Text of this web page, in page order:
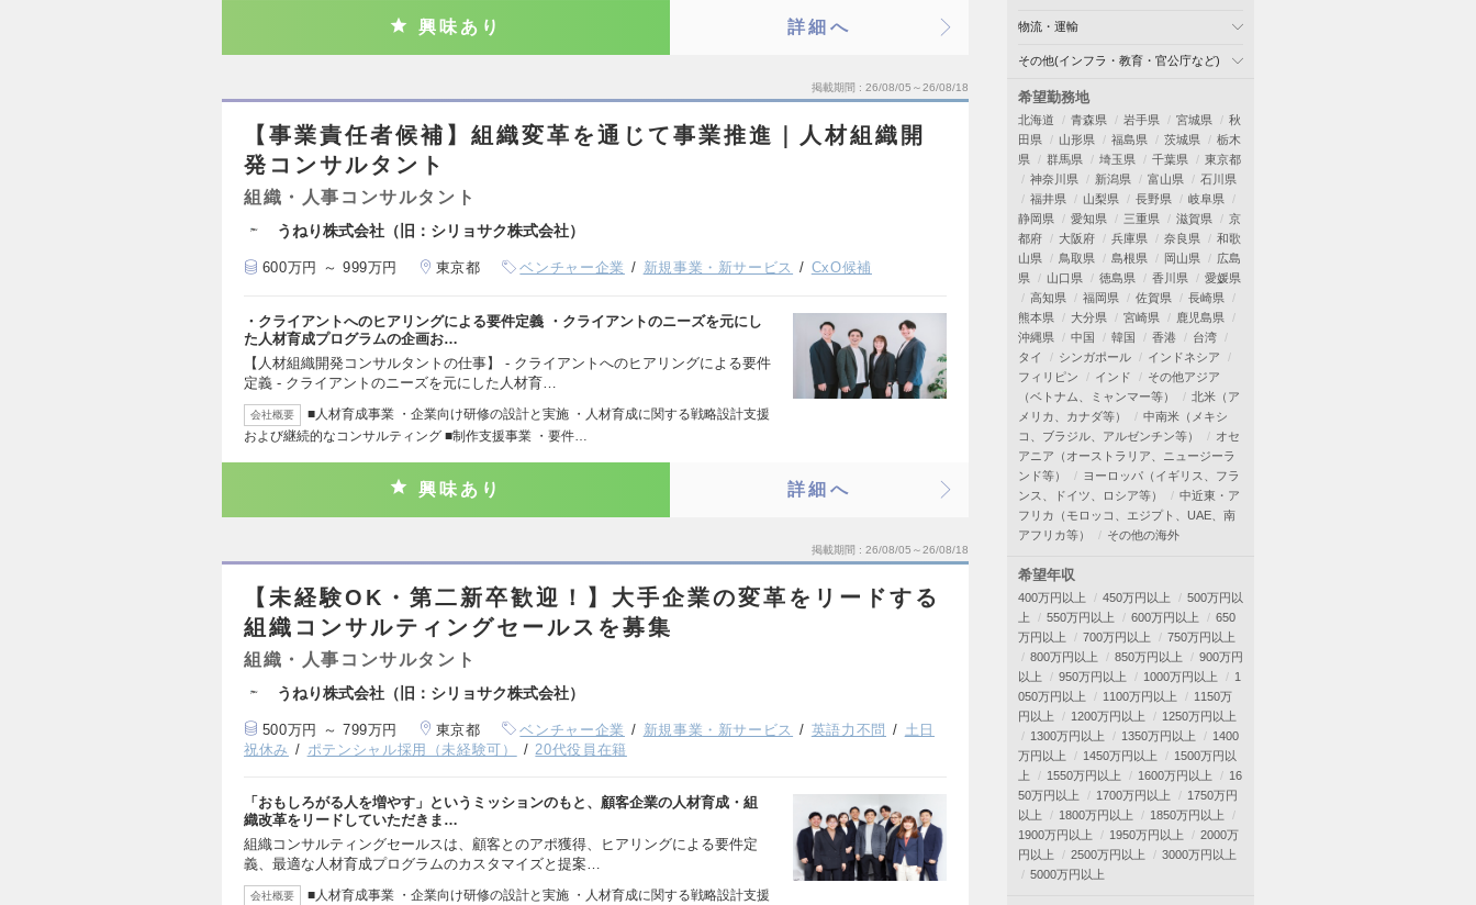
興味あり 詳細へ
掲載期間 26/08/05～26/08/18
【事業責任者候補】組織変革を通じて事業推進｜人材組織開
発コンサルタント
組織・人事コンサルタント
うねり株式会社（旧：シリョサク株式会社）
600万円 ～ 999万円 東京都 ベンチャー企業 新規事業・新サービス CxO候補
・クライアントへのヒアリングによる要件定義 ・クライアントのニーズを元にし
た人材育成プログラムの企画お…
【人材組織開発コンサルタントの仕事】 - クライアントへのヒアリングによる要件
定義 - クライアントのニーズを元にした人材育…
会社概要
■人材育成事業 ・企業向け研修の設計と実施 ・人材育成に関する戦略設計支援
および継続的なコンサルティング ■制作支援事業 ・要件…
興味あり 詳細へ
掲載期間 26/08/05～26/08/18
【未経験OK・第二新卒歓迎！】大手企業の変革をリードする
組織コンサルティングセールスを募集
組織・人事コンサルタント
うねり株式会社（旧：シリョサク株式会社）
500万円 ～ 799万円 東京都 ベンチャー企業 新規事業・新サービス 英語力不問
土日
祝休み
ポテンシャル採用（未経験可） 20代役員在籍
「おもしろがる人を増やす」というミッションのもと、顧客企業の人材育成・組
織改革をリードしていただきま…
組織コンサルティングセールスは、顧客とのアポ獲得、ヒアリングによる要件定
義、最適な人材育成プログラムのカスタマイズと提案…
会社概要
■人材育成事業 ・企業向け研修の設計と実施 ・人材育成に関する戦略設計支援
物流・運輸
その他(インフラ・教育・官公庁など)
希望勤務地
北海道 青森県 岩手県 宮城県
秋
田県
山形県 福島県 茨城県
栃木
県
群馬県 埼玉県 千葉県
東京都
神奈川県
新潟県 富山県
石川県
福井県
山梨県 長野県
岐阜県
静岡県
愛知県 三重県 滋賀県
京
都府
大阪府 兵庫県 奈良県
和歌
山県
鳥取県 島根県 岡山県
広島
県
山口県 徳島県 香川県
愛媛県
高知県
福岡県 佐賀県
長崎県
熊本県
大分県 宮崎県
鹿児島県
沖縄県
中国 韓国 香港
台湾
タイ
シンガポール
インドネシア
フィリピン
インド
その他アジア
（ベトナム、ミャンマー等）
北米（ア
メリカ、カナダ等）
中南米（メキシ
コ、ブラジル、アルゼンチン等）
オセ
アニア（オーストラリア、ニュージーラ
ンド等）
ヨーロッパ（イギリス、フラ
ンス、ドイツ、ロシア等）
中近東・ア
フリカ（モロッコ、エジプト、UAE、南
アフリカ等）
その他の海外
希望年収
400万円以上 450万円以上
500万円以
上
550万円以上 600万円以上
650
万円以上
700万円以上
750万円以上
800万円以上
850万円以上
900万円
以上
950万円以上 1000万円以上
1
050万円以上
1100万円以上
1150万
円以上
1200万円以上
1250万円以上
1300万円以上
1350万円以上
1400
万円以上
1450万円以上
1500万円以
上
1550万円以上 1600万円以上
16
50万円以上
1700万円以上
1750万円
以上
1800万円以上
1850万円以上
1900万円以上
1950万円以上
2000万
円以上
2500万円以上
3000万円以上
5000万円以上